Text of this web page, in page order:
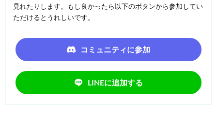
見れたりします。もし良かったら以下のボタンから参加してい
ただけるとうれしいです。
コミュニティに参加
LINEに追加する